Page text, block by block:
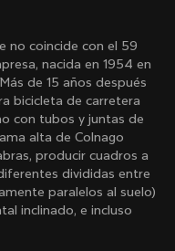
no coincide con el 59
nacida en 1954 en
de 15 años después
bicicleta de carretera
con tubos y juntas de
alta de Colnago
producir cuadros a
divididas entre
paralelos al suelo)
inclinado, e incluso